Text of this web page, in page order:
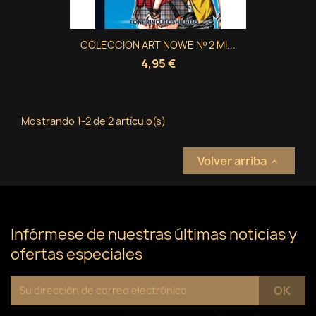
Cancelar Crear lista de deseos
((cancelText))
((modalDeleteText))
Cancelar Iniciar sesión
COLECCION ART NOWE Nº 2 MI...
4,95 €
Mostrando 1-2 de 2 artículo(s)
Volver arriba 
Infórmese de nuestras últimas noticias y
ofertas especiales